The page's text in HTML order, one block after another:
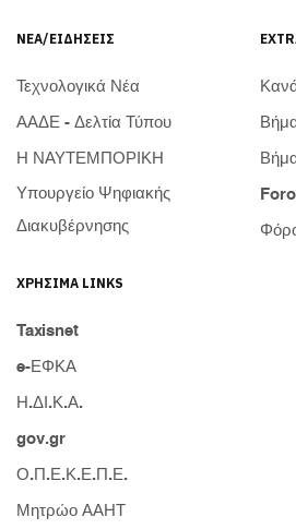
ΝΈΑ/ΕΙΔΉΣΕΙΣ
Τεχνολογικά Νέα
ΑΑΔΕ - Δελτία Τύπου
Η ΝΑΥΤΕΜΠΟΡΙΚΗ
Υπουργείο Ψηφιακής
Διακυβέρνησης
ΧΡΉΣΙΜΑ LINKS
Taxisnet
e-ΕΦΚΑ
Η.ΔΙ.Κ.Α.
gov.gr
Ο.Π.Ε.Κ.Ε.Π.Ε.
Μητρώο ΑΑΗΤ